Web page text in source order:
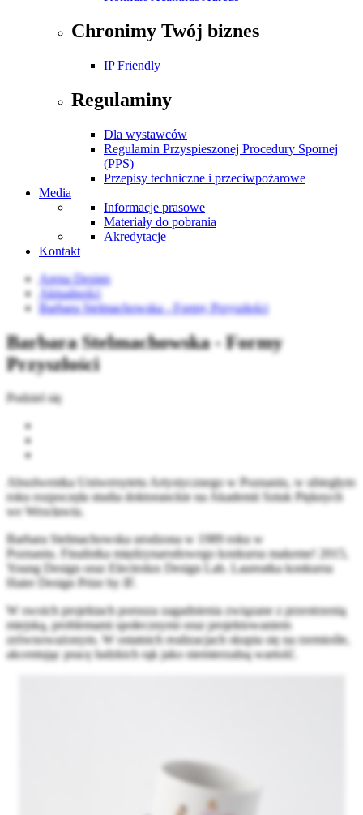
Chronimy Twój biznes
IP Friendly
Regulaminy
Dla wystawców
Regulamin Przyspieszonej Procedury Spornej
(PPS)
Przepisy techniczne i przeciwpożarowe
Media
Informacje prasowe
Materiały do pobrania
Akredytacje
Kontakt
Arena Design
Aktualności
Barbara Stelmachowska - Formy Przyszłości
Barbara Stelmachowska - Formy
Przyszłości
Podziel się
Absolwentka Uniwersytetu Artystycznego w Poznaniu, w ubiegłym
roku rozpoczęła studia doktoranckie na Akademii Sztuk Pięknych
we Wrocławiu.
Barbara Stelmachowska urodzona w 1989 roku w
Poznaniu. Finalistka międzynarodowego konkursu makeme! 2015,
Young Design oraz Electrolux Design Lab. Laureatka konkursu
Haier Design Prize by IF.
W swoich projektach porusza zagadnienia związane z przestrzenią
miejską, problemami społecznymi oraz projektowaniem
zrównoważonym. W ostatnich realizacjach skupia się na rzemiośle,
akcentując pracę ludzkich rąk jako niemierzalną wartość.